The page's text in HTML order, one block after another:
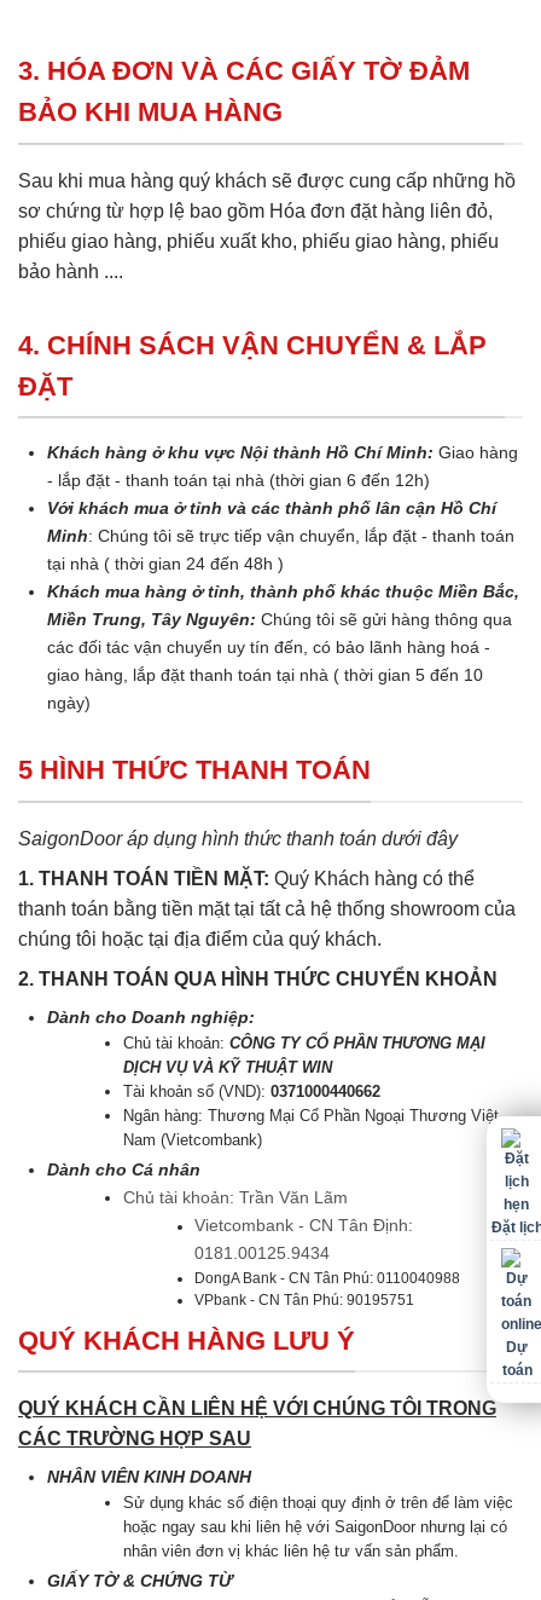
3. HÓA ĐƠN VÀ CÁC GIẤY TỜ ĐẢM
BẢO KHI MUA HÀNG
Sau khi mua hàng quý khách sẽ được cung cấp những hồ
sơ chứng từ hợp lệ bao gồm Hóa đơn đặt hàng liên đỏ,
phiếu giao hàng, phiếu xuất kho, phiếu giao hàng, phiếu
bảo hành ....
4. CHÍNH SÁCH VẬN CHUYỂN & LẮP
ĐẶT
Khách hàng ở khu vực Nội thành Hồ Chí Minh: Giao hàng
- lắp đặt - thanh toán tại nhà (thời gian 6 đến 12h)
Với khách mua ở tỉnh và các thành phố lân cận Hồ Chí
Minh: Chúng tôi sẽ trực tiếp vận chuyển, lắp đặt - thanh toán
tại nhà ( thời gian 24 đến 48h )
Khách mua hàng ở tỉnh, thành phố khác thuộc Miền Bắc,
Miền Trung, Tây Nguyên: Chúng tôi sẽ gửi hàng thông qua
các đối tác vận chuyển uy tín đến, có bảo lãnh hàng hoá -
giao hàng, lắp đặt thanh toán tại nhà ( thời gian 5 đến 10
ngày)
5 HÌNH THỨC THANH TOÁN
SaigonDoor áp dụng hình thức thanh toán dưới đây
1. THANH TOÁN TIỀN MẶT: Quý Khách hàng có thể
thanh toán bằng tiền mặt tại tất cả hệ thống showroom của
chúng tôi hoặc tại địa điểm của quý khách.
2. THANH TOÁN QUA HÌNH THỨC CHUYỂN KHOẢN
Dành cho Doanh nghiệp:
Chủ tài khoản:CÔNG TY CỔ PHẦN THƯƠNG MẠI
DỊCH VỤ VÀ KỸ THUẬT WIN
Tài khoản số (VND):0371000440662
Ngân hàng: Thương Mại Cổ Phần Ngoại Thương Việt
Nam (Vietcombank)
Dành cho Cá nhân
Chủ tài khoản: Trần Văn Lãm
Vietcombank - CN Tân Định:
0181.00125.9434
DongA Bank - CN Tân Phú: 0110040988
VPbank - CN Tân Phú: 90195751
QUÝ KHÁCH HÀNG LƯU Ý
QUÝ KHÁCH CẦN LIÊN HỆ VỚI CHÚNG TÔI TRONG
CÁC TRƯỜNG HỢP SAU
NHÂN VIÊN KINH DOANH
Sử dụng khác số điện thoại quy định ở trên để làm việc
hoặc ngay sau khi liên hệ với SaigonDoor nhưng lại có
nhân viên đơn vị khác liên hệ tư vấn sản phẩm.
GIẤY TỜ & CHỨNG TỪ
Đặt
Dự
toán